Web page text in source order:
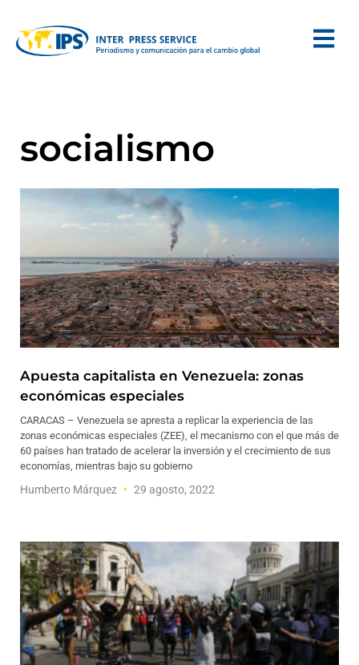
socialismo
Apuesta capitalista en Venezuela: zonas
económicas especiales
CARACAS – Venezuela se apresta a replicar la experiencia de las
zonas económicas especiales (ZEE), el mecanismo con el que más de
60 países han tratado de acelerar la inversión y el crecimiento de sus
economías, mientras bajo su gobierno
Humberto Márquez 29 agosto, 2022